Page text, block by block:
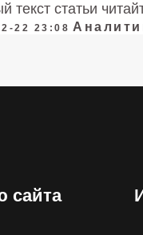
текст статьи
22 23:08
сайта